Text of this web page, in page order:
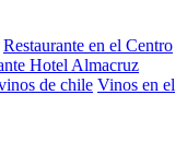
Restaurante en el Centro
Hotel Almacruz
de chile Vinos en el